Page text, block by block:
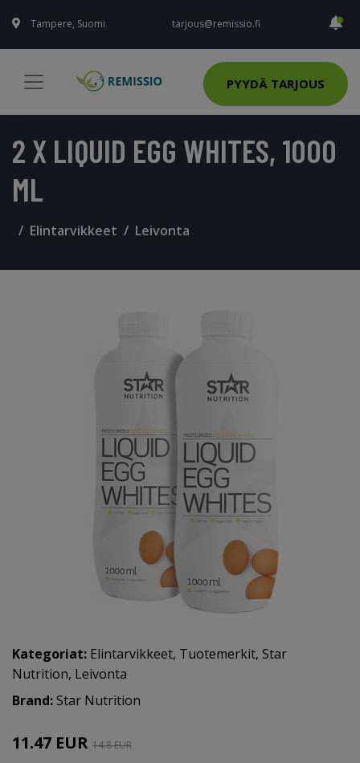
Tampere, Suomi tarjous@remissio.fi
PYYDÄ TARJOUS
2 X LIQUID EGG WHITES, 1000
ML
Elintarvikkeet Leivonta
Kategoriat: Elintarvikkeet, Tuotemerkit, Star
Nutrition, Leivonta
Brand:Star Nutrition
11.47 EUR 14.8 EUR